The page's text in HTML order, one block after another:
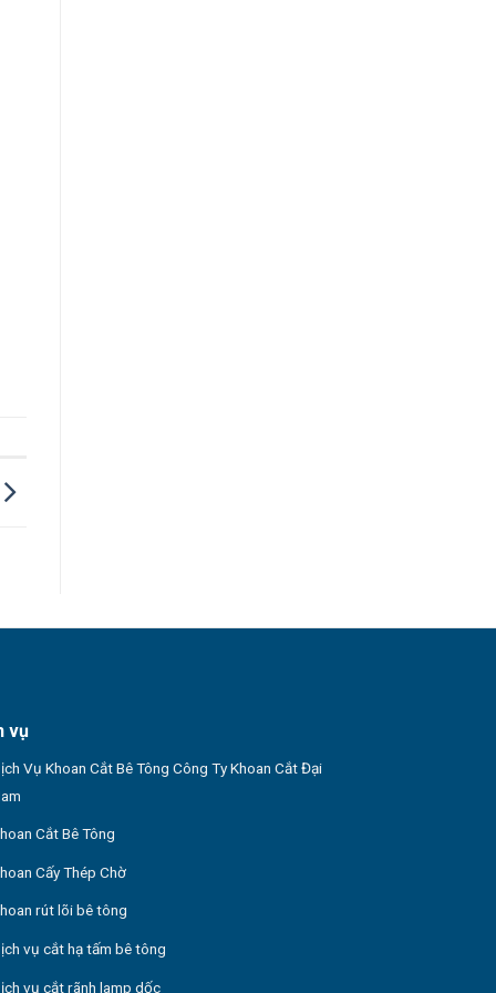
vụ
Vụ Khoan Cắt Bê Tông Công Ty Khoan Cắt Đại
Cắt Bê Tông
Cấy Thép Chờ
rút lõi bê tông
vụ cắt hạ tấm bê tông
vụ cắt rãnh lamp dốc